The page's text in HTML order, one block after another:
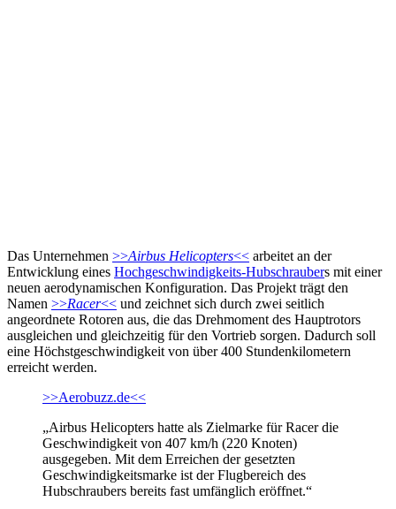
Das Unternehmen >>Airbus Helicopters<< arbeitet an der
Entwicklung eines Hochgeschwindigkeits-Hubschraubers mit einer
neuen aerodynamischen Konfiguration. Das Projekt trägt den
Namen >>Racer<< und zeichnet sich durch zwei seitlich
angeordnete Rotoren aus, die das Drehmoment des Hauptrotors
ausgleichen und gleichzeitig für den Vortrieb sorgen. Dadurch soll
eine Höchstgeschwindigkeit von über 400 Stundenkilometern
erreicht werden.
>>Aerobuzz.de<<
„Airbus Helicopters hatte als Zielmarke für Racer die
Geschwindigkeit von 407 km/h (220 Knoten)
ausgegeben. Mit dem Erreichen der gesetzten
Geschwindigkeitsmarke ist der Flugbereich des
Hubschraubers bereits fast umfänglich eröffnet.“